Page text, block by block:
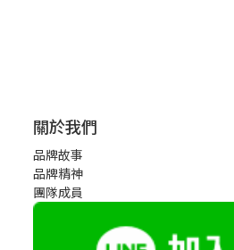
關於我們
品牌故事
品牌精神
團隊成員